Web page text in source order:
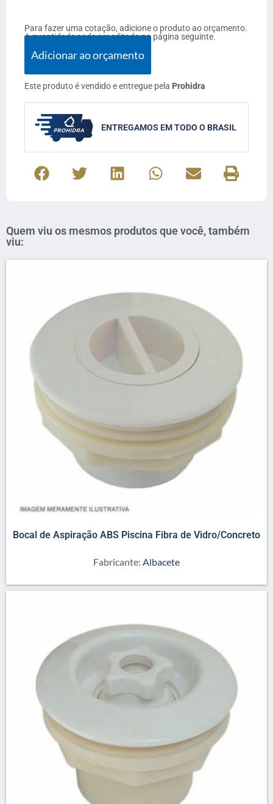
Para fazer uma cotação, adicione o produto ao orçamento.
A quantidade pode ser editada na página seguinte.
Adicionar ao orçamento
Este produto é vendido e entregue pela Prohidra
ENTREGAMOS EM TODO O BRASIL
Quem viu os mesmos produtos que você, também
viu:
Bocal de Aspiração ABS Piscina Fibra de Vidro/Concreto
Fabricante: Albacete